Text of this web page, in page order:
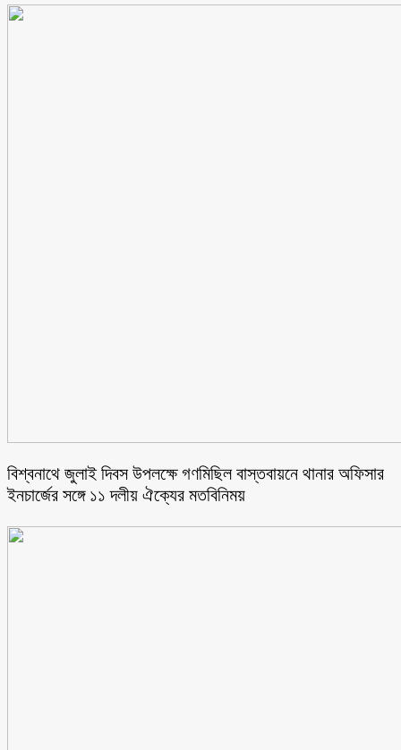
বিশ্বনাথে জুলাই দিবস উপলক্ষে গণমিছিল বাস্তবায়নে থানার অফিসার
ইনচার্জের সঙ্গে ১১ দলীয় ঐক্যের মতবিনিময়